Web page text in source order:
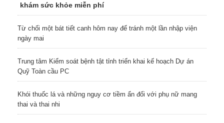
khám sức khỏe miễn phí
Từ chối một bát tiết canh hôm nay để tránh một lần nhập viện
ngày mai
Trung tâm Kiểm soát bệnh tật tỉnh triển khai kế hoạch Dự án
Quỹ Toàn cầu PC
Khói thuốc lá và những nguy cơ tiềm ẩn đối với phụ nữ mang
thai và thai nhi